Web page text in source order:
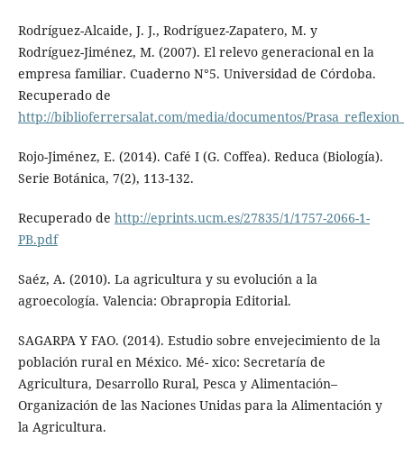
Rodríguez-Alcaide, J. J., Rodríguez-Zapatero, M. y
Rodríguez-Jiménez, M. (2007). El relevo generacional en la
empresa familiar. Cuaderno N°5. Universidad de Córdoba.
Recuperado de
http://biblioferrersalat.com/media/documentos/
Rojo-Jiménez, E. (2014). Café I (G. Coffea). Reduca (Biología).
Serie Botánica, 7(2), 113-132.
Recuperado de http://eprints.ucm.es/27835/1/1757-2066-1-
PB.pdf
Saéz, A. (2010). La agricultura y su evolución a la
agroecología. Valencia: Obrapropia Editorial.
SAGARPA Y FAO. (2014). Estudio sobre envejecimiento de la
población rural en México. Mé- xico: Secretaría de
Agricultura, Desarrollo Rural, Pesca y Alimentación–
Organización de las Naciones Unidas para la Alimentación y
la Agricultura.